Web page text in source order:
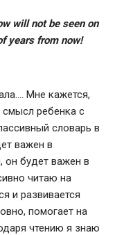
will not be seen on
years from now!
Мне кажется,
ребенка с
словарь в
важен в
он будет важен в
читаю на
и развивается
помогает на
чтению я знаю